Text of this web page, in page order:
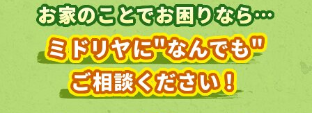
お家のことでお困りなら…
ミドリヤに"なんでも"
ご相談ください！